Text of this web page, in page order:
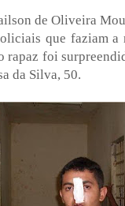
de Oliveira
que faziam
rapaz foi
da Silva, 50.